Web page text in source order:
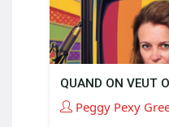
QUAND ON VEUT
Peggy Pexy